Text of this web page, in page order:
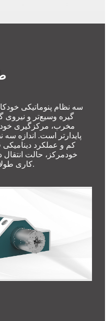
سه نظام پنوماتیکی
گیره وسیع‌تر و نیروی
مخرب، مرکزگیری
پایدارتر است. اندازه
کم و عملکرد
خودمرکز، حالت انتقال
کاری طولانی و قابلیت اطمینان کاری بالا.